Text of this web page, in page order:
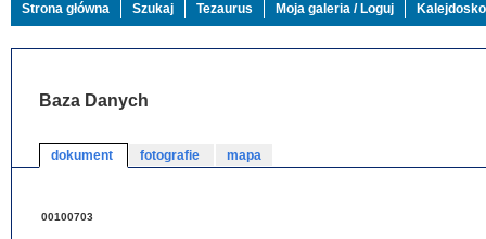
Strona główna Szukaj Tezaurus Moja galeria / Loguj
Baza Danych
dokument fotografie mapa
00100703